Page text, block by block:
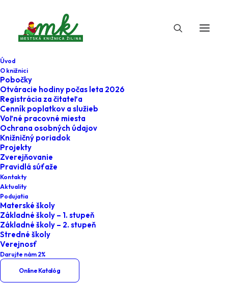
Úvod
O knižnici
Pobočky
Otváracie hodiny počas leta 2026
Registrácia za čitateľa
Cenník poplatkov a služieb
Voľné pracovné miesta
Ochrana osobných údajov
Knižničný poriadok
Projekty
Zverejňovanie
Pravidlá súťaže
Kontakty
Aktuality
Podujatia
Materské školy
Základné školy – 1. stupeň
Základné školy – 2. stupeň
Stredné školy
Verejnosť
Darujte nám 2%
Online Katalóg
Vedzte, že zvem
Home
O literatúre
Vedzte, že zvem sa…